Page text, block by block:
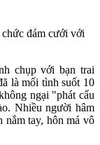
đám cưới với
chụp với bạn trai
là mối tình suốt 10
ngại "phát cẩu
Nhiều người hâm
nắm tay, hôn má vô